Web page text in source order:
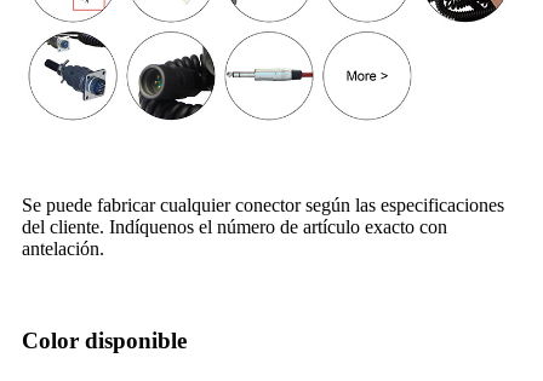
Se puede fabricar cualquier conector según las especificaciones
del cliente. Indíquenos el número de artículo exacto con
antelación.
Color disponible